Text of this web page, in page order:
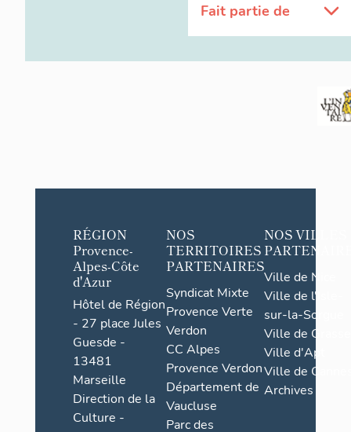
Fait partie de
RÉGION
Provence-
Alpes-Côte
d'Azur
Hôtel de Région
- 27 place Jules
Guesde -
13481
Marseille
Direction de la
Culture -
NOS
TERRITOIRES
PARTENAIRES
Syndicat Mixte
Provence Verte
Verdon
CC Alpes
Provence Verdon
Département de
Vaucluse
Parc des
NOS VILLES
Ville de Nice
Ville de l'Isle-
sur-la-Sorgue
Ville de Grasse
Ville d'Apt
Ville de
Archives